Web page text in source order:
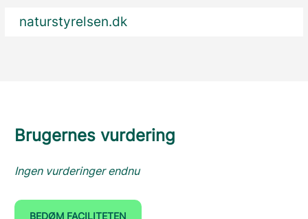
naturstyrelsen.dk
Brugernes vurdering
Ingen vurderinger endnu
BEDØM FACILITETEN